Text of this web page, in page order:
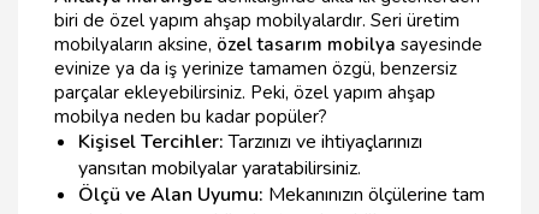
biri de özel yapım ahşap mobilyalardır. Seri üretim
mobilyaların aksine, özel tasarım mobilya sayesinde
evinize ya da iş yerinize tamamen özgü, benzersiz
parçalar ekleyebilirsiniz. Peki, özel yapım ahşap
mobilya neden bu kadar popüler?
Kişisel Tercihler:Tarzınızı ve ihtiyaçlarınızı
yansıtan mobilyalar yaratabilirsiniz.
Ölçü ve Alan Uyumu: Mekanınızın ölçülerine tam